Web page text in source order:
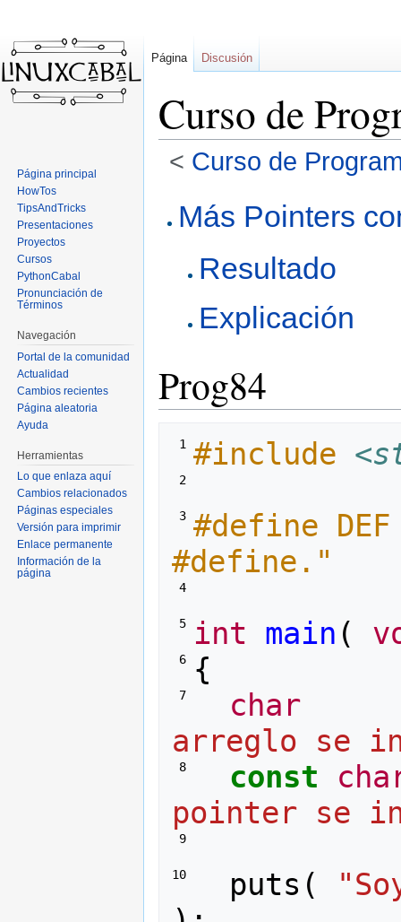
Curso de
< Curso de
navegación
búsqueda
Más Pointers
Resultado
Explicación
Prog84
1 #include
2
3 #define
#define."
4
5 int main (
6 {
7
char
arreglo se
8 const
pointer se
9
10 puts (
Página Discusión
Página principal
HowTos
TipsAndTricks
Presentaciones
Proyectos
Cursos
PythonCabal
Pronunciación de
Términos
Navegación
Portal de la comunidad
Actualidad
Cambios recientes
Página aleatoria
Ayuda
Herramientas
Lo que enlaza aquí
Cambios relacionados
Páginas especiales
Versión para imprimir
Enlace permanente
Información de la
página